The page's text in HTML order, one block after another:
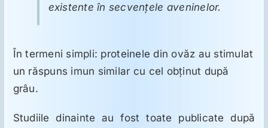
existente în secvenţele aveninelor.
În termeni simpli: proteinele din ovăz au stimulat
un răspuns imun similar cu cel obţinut după
grâu.
Studiile dinainte au fost toate publicate după